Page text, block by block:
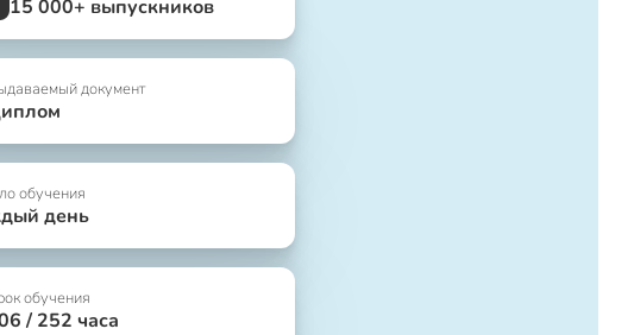
15 000+ выпускников
документ
обучения
день
обучения
/ 252 часа